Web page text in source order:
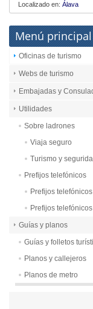
Localizado en: Álava
Menú principal
Oficinas de turismo
Webs de turismo
Embajadas y
Utilidades
Sobre ladrones
Viaja seguro
Turismo y
Prefijos telefónicos
Prefijos
Prefijos
Guías y planos
Guías y folletos
Planos y callejeros
Planos de metro